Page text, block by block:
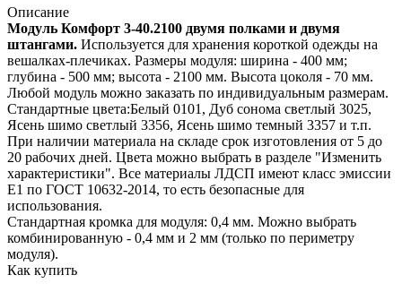
Описание
Модуль Комфорт 3-40.2100 двумя полками и двумя
штангами. Используется для хранения короткой одежды на
вешалках-плечиках. Размеры модуля: ширина - 400 мм;
глубина - 500 мм; высота - 2100 мм. Высота цоколя - 70 мм.
Любой модуль можно заказать по индивидуальным размерам.
Стандартные цвета:Белый 0101, Дуб сонома светлый 3025,
Ясень шимо светлый 3356, Ясень шимо темный 3357 и т.п.
При наличии материала на складе срок изготовления от 5 до
20 рабочих дней. Цвета можно выбрать в разделе "Изменить
характеристики". Все материалы ЛДСП имеют класс эмиссии
Е1 по ГОСТ 10632-2014, то есть безопасные для
использования.
Стандартная кромка для модуля: 0,4 мм. Можно выбрать
комбинированную - 0,4 мм и 2 мм (только по периметру
модуля).
Как купить